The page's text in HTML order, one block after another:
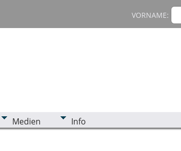
VORNAME:
Medien Info